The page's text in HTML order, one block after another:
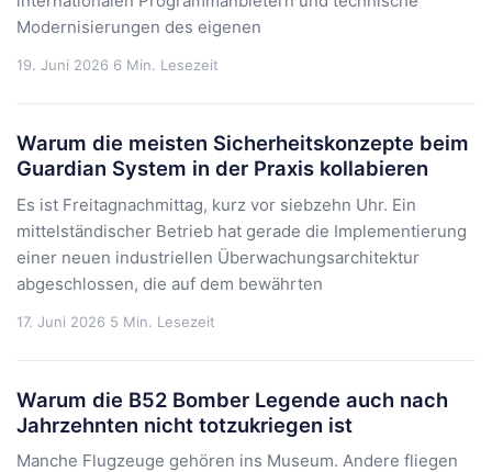
Modernisierungen des eigenen
19. Juni 2026 6 Min. Lesezeit
Warum die meisten Sicherheitskonzepte beim
Guardian System in der Praxis kollabieren
Es ist Freitagnachmittag, kurz vor siebzehn Uhr. Ein
mittelständischer Betrieb hat gerade die Implementierung
einer neuen industriellen Überwachungsarchitektur
abgeschlossen, die auf dem bewährten
17. Juni 2026 5 Min. Lesezeit
Warum die B52 Bomber Legende auch nach
Jahrzehnten nicht totzukriegen ist
Manche Flugzeuge gehören ins Museum. Andere fliegen